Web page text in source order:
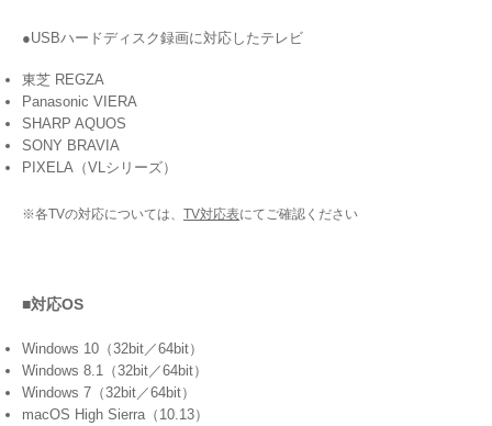
●USBハードディスク録画に対応したテレビ
東芝 REGZA
Panasonic VIERA
SHARP AQUOS
SONY BRAVIA
PIXELA（VLシリーズ）
※各TVの対応については、 TV対応表にてご確認ください
■対応OS
Windows 10（32bit／64bit）
Windows 8.1（32bit／64bit）
Windows 7（32bit／64bit）
macOS High Sierra（10.13）